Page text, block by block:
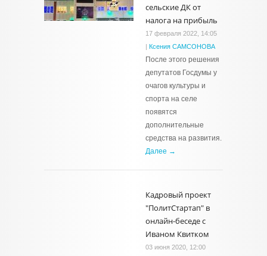
сельские ДК от
налога на прибыль
17 февраля 2022, 14:05
| Ксения САМСОНОВА
После этого решения
депутатов Госдумы у
очагов культуры и
спорта на селе
появятся
дополнительные
средства на развития.
Далее →
Кадровый проект
"ПолитСтартап" в
онлайн-беседе с
Иваном Квитком
03 июня 2020, 12:00